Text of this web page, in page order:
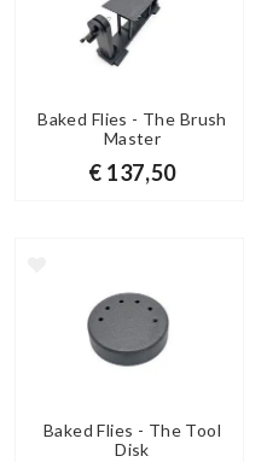
Baked Flies - The Brush
Master
€ 137,50
Baked Flies - The Tool
Disk